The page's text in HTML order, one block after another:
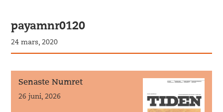
payamnr0120
24 mars, 2020
Senaste Numret
26 juni, 2026